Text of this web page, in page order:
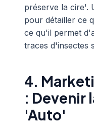
préserve la cire'.
pour détailler ce
ce qu'il permet
traces d'insectes
4.
: Devenir
'Auto'